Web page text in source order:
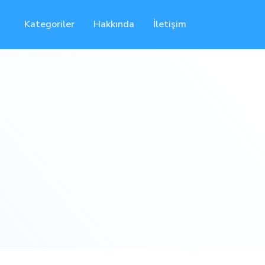
Kategoriler Hakkında İletişim